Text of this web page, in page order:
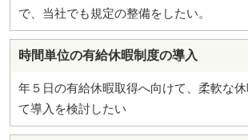
で、当社でも規定の整備をしたい。
時間単位の有給休暇制度の導入
年５日の有給休暇取得へ向けて、柔軟な
て導入を検討したい